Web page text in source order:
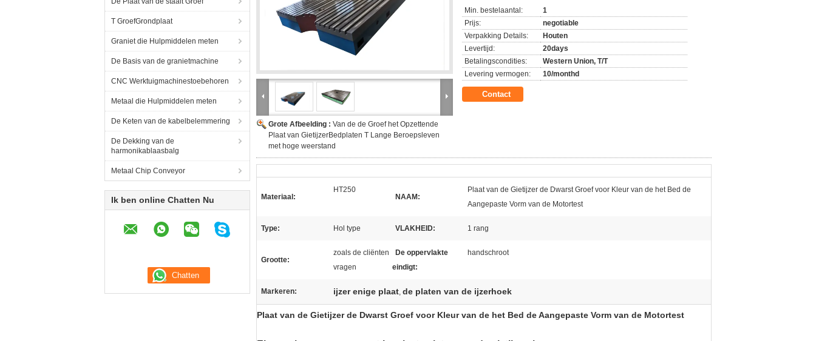
T GroefGrondplaat
Graniet die Hulpmiddelen meten
De Basis van de granietmachine
CNC Werktuigmachinestoebehoren
Metaal die Hulpmiddelen meten
De Keten van de kabelbelemmering
De Dekking van de
harmonikablaasbalg
Metaal Chip Conveyor
Ik ben online Chatten Nu
Grote Afbeelding : Van de de Groef het Opzettende
Plaat van GietijzerBedplaten T Lange Beroepsleven
met hoge weerstand
Min. bestelaantal:
1
Prijs:
negotiable
Verpakking Details:
Houten
Levertijd:
20days
Betalingscondities:
Western Union, T/T
Levering vermogen:
10/monthd
Contact
Materiaal:
HT250
NAAM:
Plaat van de Gietijzer de Dwarst Groef voor Kleur van de het Bed de
Aangepaste Vorm van de Motortest
Type: Hol type VLAKHEID: 1 rang
Grootte:
zoals de cliënten
vragen
De oppervlakte
eindigt:
handschroot
Markeren: ijzer enige plaat, de platen van de ijzerhoek
Plaat van de Gietijzer de Dwarst Groef voor Kleur van de het Bed de Aangepaste Vorm van de Motortest